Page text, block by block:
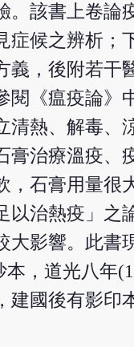
。該書上卷論
症候之辨析；
義，後附若干
閱《瘟疫論》
清熱、解毒、
膏治療溫疫、
，石膏用量很
以治熱疫」之
大影響。此書
，道光八年
建國後有影印